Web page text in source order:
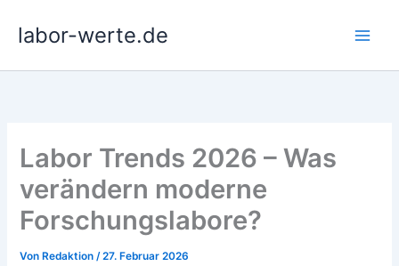
Inhaltlabor-werte.de
Labor Trends 2026 – Was
verändern moderne
Forschungslabore?
Von Redaktion/27. Februar 2026